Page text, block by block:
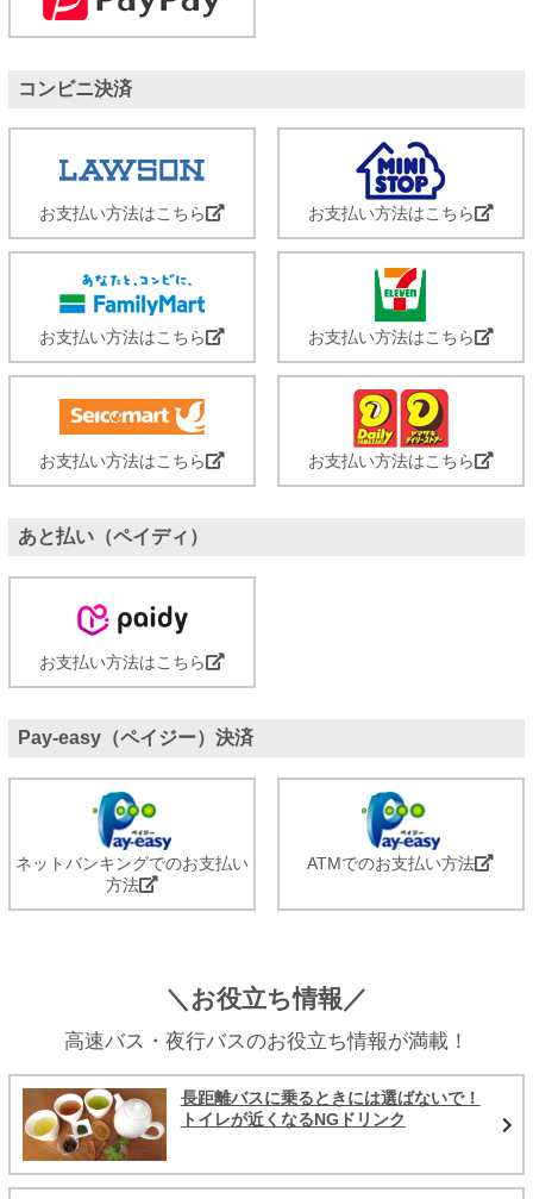
コンビニ決済
お支払い方法はこちら お支払い方法はこちら
お支払い方法はこちら お支払い方法はこちら
お支払い方法はこちら お支払い方法はこちら
あと払い（ペイディ）
お支払い方法はこちら
Pay-easy（ペイジー）決済
ネットバンキングでのお支払い
方法
ATMでのお支払い方法
＼お役立ち情報／
高速バス・夜行バスのお役立ち情報が満載！
長距離バスに乗るときには選ばないで！
トイレが近くなるNGドリンク